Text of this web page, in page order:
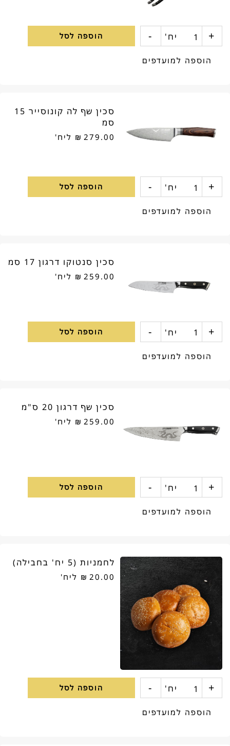
+
כמות
לחיתוך
ידית
שחורה
יח' - הוספה לסל
הוספה למועדפים
סכין שף לה קונוסייר 15
סמ
₪ 279.00 ליח'
+
כמות
קונוסייר
סמ
יח' - הוספה לסל
הוספה למועדפים
סכין סנטוקו דרגון 17 סמ
₪ 259.00 ליח'
+
כמות
17
יח' - הוספה לסל
הוספה למועדפים
סכין שף דרגון 20 ס"מ
₪ 259.00 ליח'
+
כמות
דרגון
20
ס"מ
יח' - הוספה לסל
הוספה למועדפים
לחמניות (5 יח' בחבילה)
₪ 20.00 ליח'
+
כמות
יח' - הוספה לסל
הוספה למועדפים